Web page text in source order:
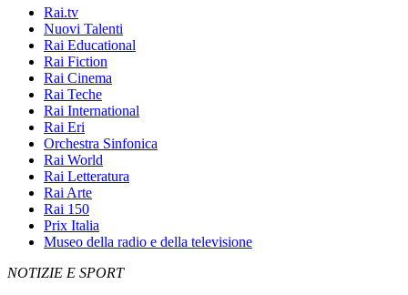
Rai.tv
Nuovi Talenti
Rai Educational
Rai Fiction
Rai Cinema
Rai Teche
Rai International
Rai Eri
Orchestra Sinfonica
Rai World
Rai Letteratura
Rai Arte
Rai 150
Prix Italia
Museo della radio e della televisione
NOTIZIE E SPORT